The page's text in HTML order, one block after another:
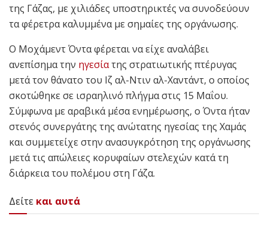
της Γάζας, με χιλιάδες υποστηρικτές να συνοδεύουν
τα φέρετρα καλυμμένα με σημαίες της οργάνωσης.
Ο Μοχάμεντ Όντα φέρεται να είχε αναλάβει
ανεπίσημα την ηγεσίατης στρατιωτικής πτέρυγας
μετά τον θάνατο του Ιζ αλ-Ντιν αλ-Χαντάντ, ο οποίος
σκοτώθηκε σε ισραηλινό πλήγμα στις 15 Μαΐου.
Σύμφωνα με αραβικά μέσα ενημέρωσης, ο Όντα ήταν
στενός συνεργάτης της ανώτατης ηγεσίας της Χαμάς
και συμμετείχε στην ανασυγκρότηση της οργάνωσης
μετά τις απώλειες κορυφαίων στελεχών κατά τη
διάρκεια του πολέμου στη Γάζα.
Δείτε και αυτά